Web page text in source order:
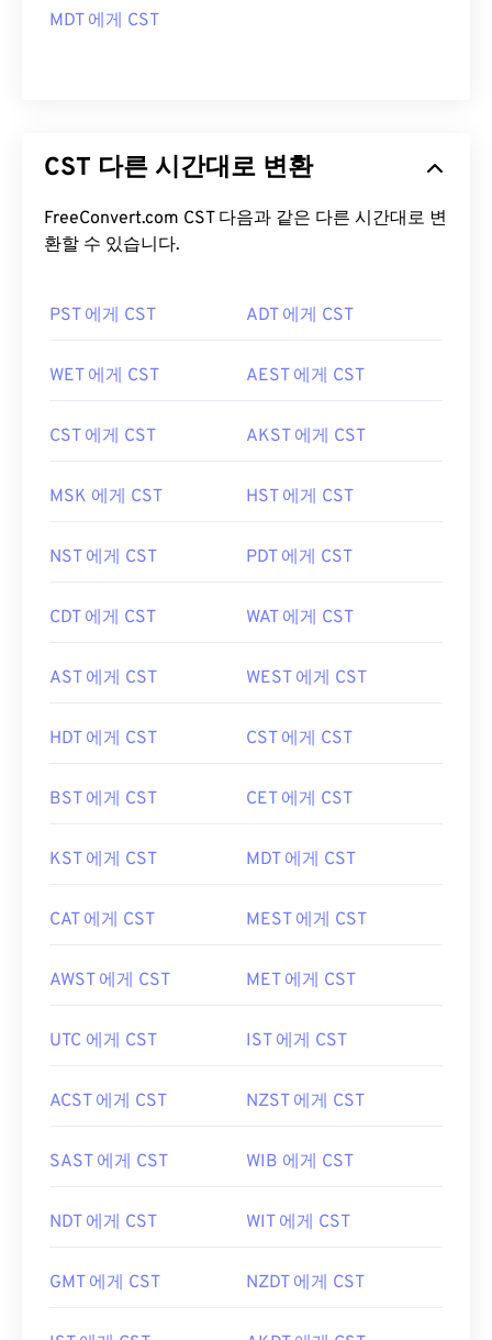
MDT 에게 CST
CST 다른 시간대로 변환
FreeConvert.com CST 다음과 같은 다른 시간대로 변
환할 수 있습니다.
PST 에게 CST ADT 에게 CST
WET 에게 CST AEST 에게 CST
CST 에게 CST AKST 에게 CST
MSK 에게 CST HST 에게 CST
NST 에게 CST PDT 에게 CST
CDT 에게 CST WAT 에게 CST
AST 에게 CST WEST 에게 CST
HDT 에게 CST CST 에게 CST
BST 에게 CST CET 에게 CST
KST 에게 CST MDT 에게 CST
CAT 에게 CST MEST 에게 CST
AWST 에게 CST MET 에게 CST
UTC 에게 CST IST 에게 CST
ACST 에게 CST NZST 에게 CST
SAST 에게 CST WIB 에게 CST
NDT 에게 CST WIT 에게 CST
GMT 에게 CST NZDT 에게 CST